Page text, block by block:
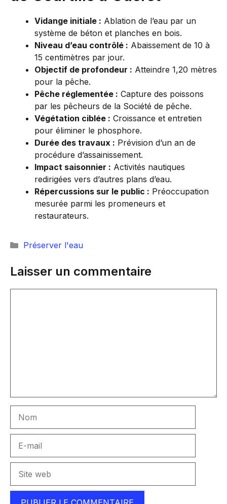
Vidange initiale : Ablation de l’eau par un
système de béton et planches en bois.
Niveau d’eau contrôlé : Abaissement de 10 à
15 centimètres par jour.
Objectif de profondeur : Atteindre 1,20 mètres
pour la pêche.
Pêche réglementée : Capture des poissons
par les pêcheurs de la Société de pêche.
Végétation ciblée : Croissance et entretien
pour éliminer le phosphore.
Durée des travaux : Prévision d’un an de
procédure d’assainissement.
Impact saisonnier : Activités nautiques
redirigées vers d’autres plans d’eau.
Répercussions sur le public : Préoccupation
mesurée parmi les promeneurs et
restaurateurs.
Catégories
Préserver l'eau
Laisser un commentaire
mail
web